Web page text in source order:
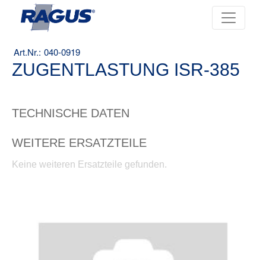
040-0919
ZUGENTLASTUNG ISR-385
TECHNISCHE DATEN
WEITERE ERSATZTEILE
Keine weiteren Ersatzteile gefunden.